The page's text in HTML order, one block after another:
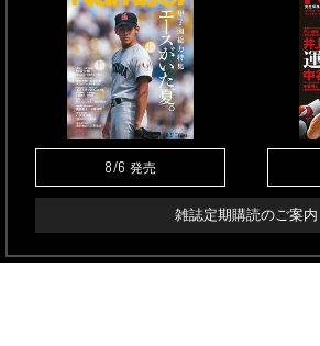
8/6 発売
雑誌定期購読のご案内